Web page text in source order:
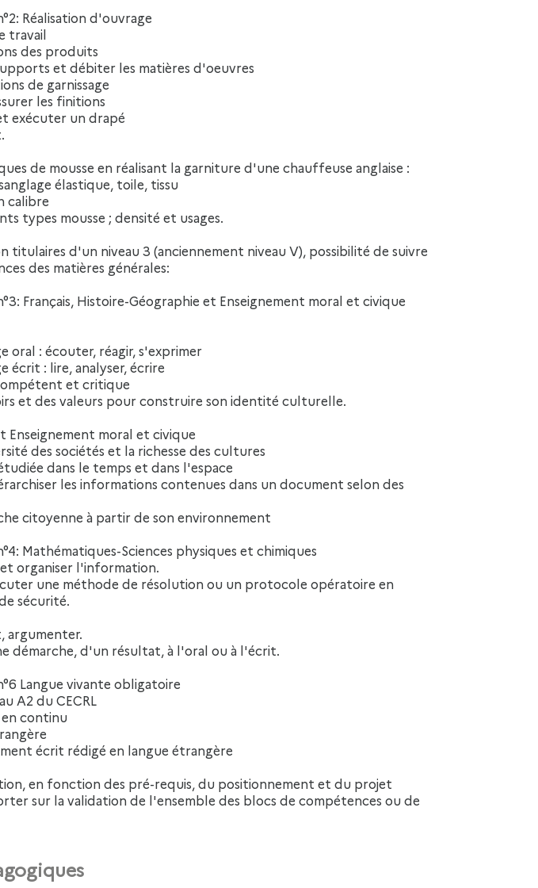
Réalisation d'ouvrage
travail
des produits
et débiter les matières d'oeuvres
de garnissage
les finitions
exécuter un drapé
de mousse en réalisant la garniture d'une chauffeuse anglaise :
élastique, toile, tissu
calibre
types mousse ; densité et usages.
titulaires d'un niveau 3 (anciennement niveau V), possibilité de suivre
des matières générales:
Français, Histoire-Géographie et Enseignement moral et civique
oral : écouter, réagir, s'exprimer
écrit : lire, analyser, écrire
et critique
et des valeurs pour construire son identité culturelle.
Enseignement moral et civique
des sociétés et la richesse des cultures
dans le temps et dans l'espace
les informations contenues dans un document selon des
citoyenne à partir de son environnement
Mathématiques-Sciences physiques et chimiques
organiser l'information.
une méthode de résolution ou un protocole opératoire en
sécurité.
argumenter.
démarche, d'un résultat, à l'oral ou à l'écrit.
Langue vivante obligatoire
A2 du CECRL
continu
écrit rédigé en langue étrangère
en fonction des pré-requis, du positionnement et du projet
sur la validation de l'ensemble des blocs de compétences ou de